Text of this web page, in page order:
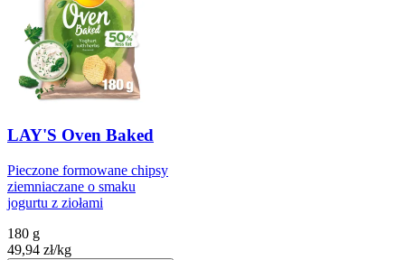
LAY'S Oven Baked
Pieczone formowane chipsy
ziemniaczane o smaku
jogurtu z ziołami
180 g
49,94 zł/kg